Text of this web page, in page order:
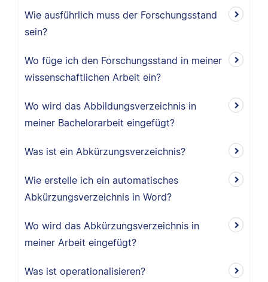
Wie ausführlich muss der Forschungsstand
sein?
Wo füge ich den Forschungsstand in meiner
wissenschaftlichen Arbeit ein?
Wo wird das Abbildungsverzeichnis in
meiner Bachelorarbeit eingefügt?
Was ist ein Abkürzungsverzeichnis?
Wie erstelle ich ein automatisches
Abkürzungsverzeichnis in Word?
Wo wird das Abkürzungsverzeichnis in
meiner Arbeit eingefügt?
Was ist operationalisieren?